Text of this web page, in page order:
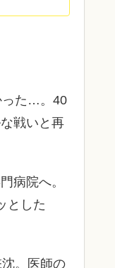
った…。40
戦いと再
病院へ。
とした
沈。医師の